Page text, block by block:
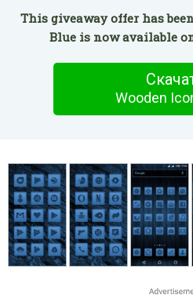
This giveaway offer has
Blue is now available
Wooden